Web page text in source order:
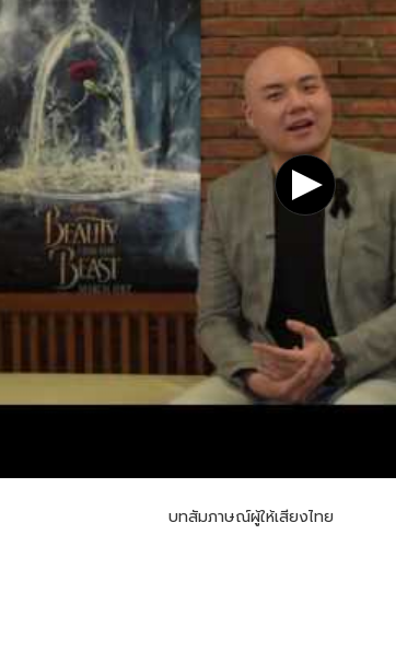
บทสัมภาษณ์ผู้ให้เสียงไทย